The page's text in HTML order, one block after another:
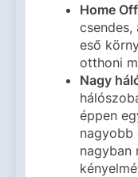
Home
eső
otthoni
Nagy
éppen
nagyobb
nagyban